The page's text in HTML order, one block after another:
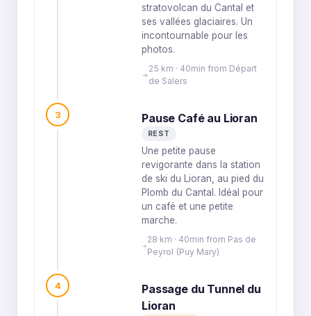
stratovolcan du Cantal et
ses vallées glaciaires. Un
incontournable pour les
photos.
25 km · 40min from Départ
de Salers
3 Pause Café au Lioran
REST
Une petite pause
revigorante dans la station
de ski du Lioran, au pied du
Plomb du Cantal. Idéal pour
un café et une petite
marche.
28 km · 40min from Pas de
Peyrol (Puy Mary)
4
Passage du Tunnel du
Lioran